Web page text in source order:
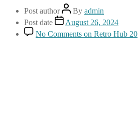
Post author By admin
Post date
August 26, 2024
No Comments on Retro Hub 20